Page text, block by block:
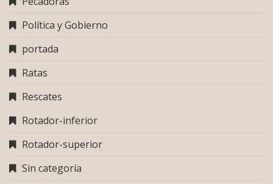
Política y Gobierno
portada
Ratas
Rescates
Rotador-inferior
Rotador-superior
Sin categoría